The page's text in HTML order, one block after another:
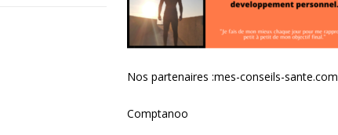
Nos partenaires :mes-conseils-sante.com
Comptanoo